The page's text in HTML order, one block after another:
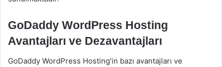
GoDaddy WordPress Hosting
Avantajları ve Dezavantajları
GoDaddy WordPress Hosting’in bazı avantajları ve